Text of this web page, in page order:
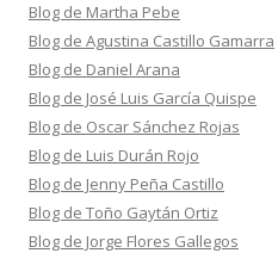
Blog de Martha Pebe
Blog de Agustina Castillo Gamarra
Blog de Daniel Arana
Blog de José Luis García Quispe
Blog de Oscar Sánchez Rojas
Blog de Luis Durán Rojo
Blog de Jenny Peña Castillo
Blog de Toño Gaytán Ortiz
Blog de Jorge Flores Gallegos